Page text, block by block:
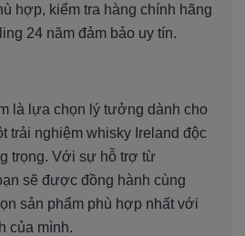
hợp, kiểm tra hàng chính hãng
24 năm đảm bảo uy tín.
là lựa chọn lý tưởng dành cho
trải nghiệm whisky Ireland độc
trọng. Với sự hỗ trợ từ
sẽ được đồng hành cùng
sản phẩm phù hợp nhất với
của mình.